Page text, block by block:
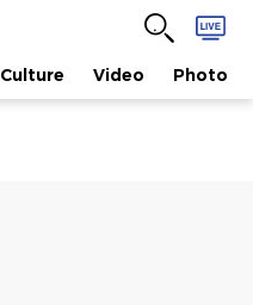
Culture Video Photo